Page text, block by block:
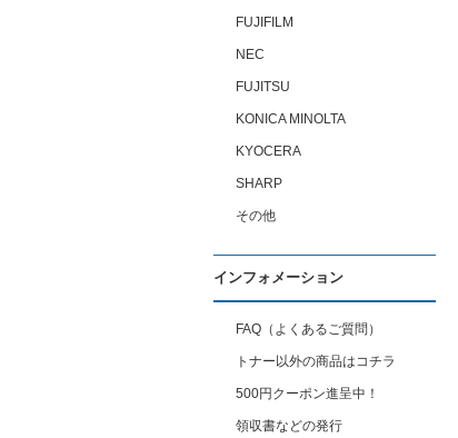
FUJIFILM
NEC
FUJITSU
KONICA MINOLTA
KYOCERA
SHARP
その他
インフォメーション
FAQ（よくあるご質問）
トナー以外の商品はコチラ
500円クーポン進呈中！
領収書などの発行